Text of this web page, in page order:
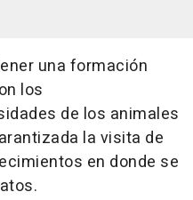
una formación
los
de los animales
la visita de
en donde se